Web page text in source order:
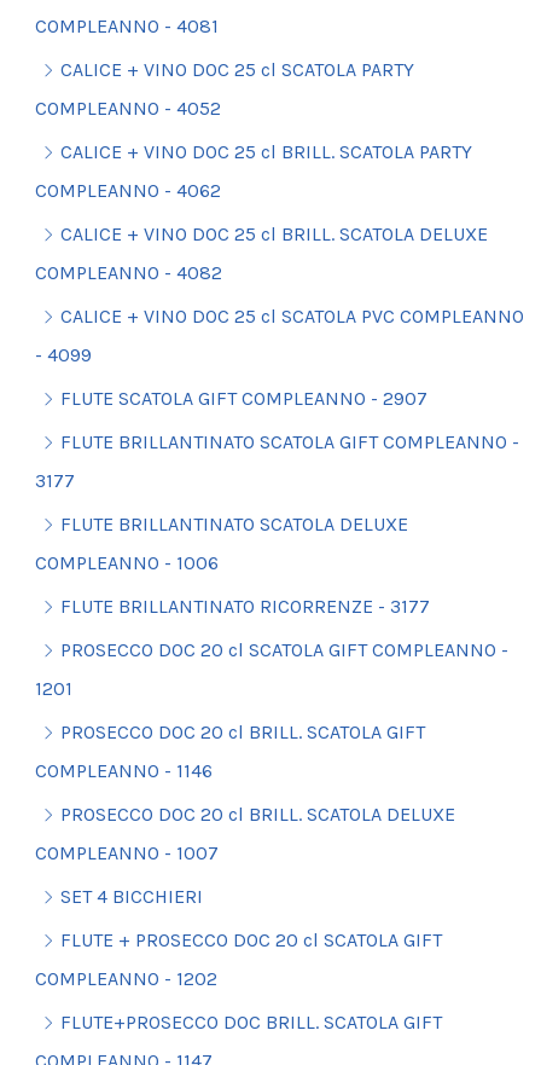
COMPLEANNO - 4081
CALICE + VINO DOC 25 cl SCATOLA PARTY
COMPLEANNO - 4052
CALICE + VINO DOC 25 cl BRILL. SCATOLA PARTY
COMPLEANNO - 4062
CALICE + VINO DOC 25 cl BRILL. SCATOLA DELUXE
COMPLEANNO - 4082
CALICE + VINO DOC 25 cl SCATOLA PVC COMPLEANNO
- 4099
FLUTE SCATOLA GIFT COMPLEANNO - 2907
FLUTE BRILLANTINATO SCATOLA GIFT COMPLEANNO -
3177
FLUTE BRILLANTINATO SCATOLA DELUXE
COMPLEANNO - 1006
FLUTE BRILLANTINATO RICORRENZE - 3177
PROSECCO DOC 20 cl SCATOLA GIFT COMPLEANNO -
1201
PROSECCO DOC 20 cl BRILL. SCATOLA GIFT
COMPLEANNO - 1146
PROSECCO DOC 20 cl BRILL. SCATOLA DELUXE
COMPLEANNO - 1007
SET 4 BICCHIERI
FLUTE + PROSECCO DOC 20 cl SCATOLA GIFT
COMPLEANNO - 1202
FLUTE+PROSECCO DOC BRILL. SCATOLA GIFT